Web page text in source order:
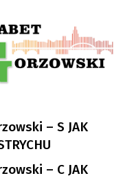
– S JAK
– C JAK